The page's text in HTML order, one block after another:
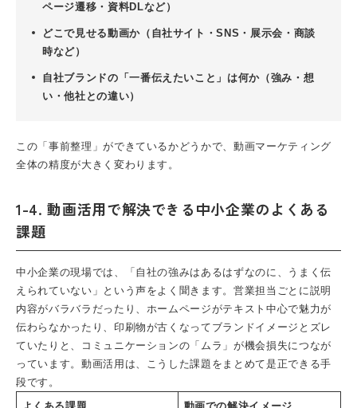
ページ遷移・資料DLなど）
どこで見せる動画か（自社サイト・SNS・展示会・商談
時など）
自社ブランドの「一番伝えたいこと」は何か（強み・想
い・他社との違い）
この「事前整理」ができているかどうかで、動画マーケティング
全体の精度が大きく変わります。
1-4. 動画活用で解決できる中小企業のよくある
課題
中小企業の現場では、「自社の強みはあるはずなのに、うまく伝
えられていない」という声をよく聞きます。営業担当ごとに説明
内容がバラバラだったり、ホームページがテキスト中心で魅力が
伝わらなかったり、印刷物が古くなってブランドイメージとズレ
ていたりと、コミュニケーションの「ムラ」が機会損失につなが
っています。動画活用は、こうした課題をまとめて是正できる手
段です。